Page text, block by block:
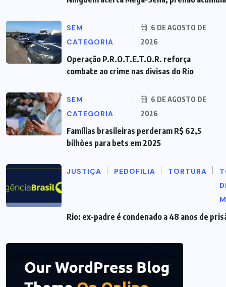
SEM
CATEGORIA
6 DE AGOSTO DE
2026
Operação P.R.O.T.E.T.O.R. reforça
combate ao crime nas divisas do Rio
SEM
CATEGORIA
6 DE AGOSTO DE
2026
Famílias brasileiras perderam R$ 62,5
bilhões para bets em 2025
JUSTIÇA PEDOFILIA TORTURA
Rio: ex-padre é condenado a 48 anos de